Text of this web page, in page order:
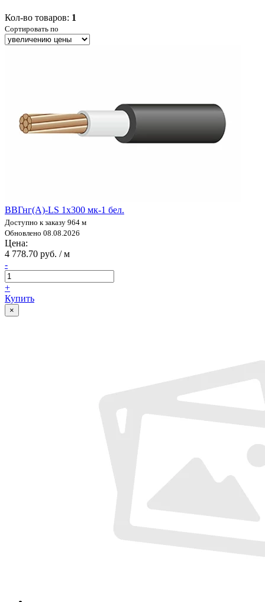
Кол-во товаров: 1
Сортировать по
ВВГнг(А)-LS 1х300 мк-1 бел.
Доступно к заказу 964 м
Обновлено 08.08.2026
Цена:
4 778.70 руб. / м
-
+
Купить
×